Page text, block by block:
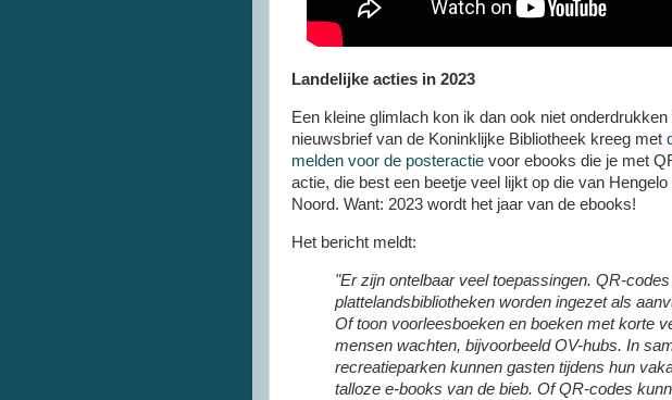
Landelijke acties in 2023
Een kleine glimlach kon ik dan ook niet
nieuwsbrief van de Koninklijke Bibliotheek kreeg met
melden voor de posteractie voor ebooks die je met
actie, die best een beetje veel lijkt op die van
Noord. Want: 2023 wordt het jaar van de ebooks!
Het bericht meldt:
"Er zijn ontelbaar veel toepassingen. QR-
plattelandsbibliotheken worden ingezet als
Of toon voorleesboeken en boeken met korte
mensen wachten, bijvoorbeeld OV-hubs. In
recreatieparken kunnen gasten tijdens hun
talloze e-books van de bieb. Of QR-codes